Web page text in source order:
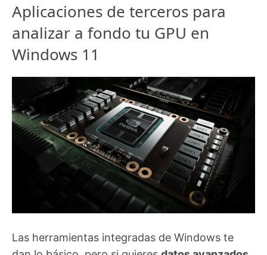
Aplicaciones de terceros para
analizar a fondo tu GPU en
Windows 11
Las herramientas integradas de Windows te